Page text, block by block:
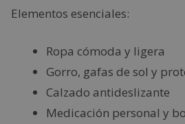
Elementos esenciales:
Ropa cómoda y ligera
Gorro, gafas de sol y
Calzado antideslizante
Medicación personal y